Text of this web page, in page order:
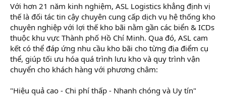
Với hơn 21 năm kinh nghiệm, ASL Logistics khẳng định vị
thế là đối tác tin cậy chuyên cung cấp dịch vụ hệ thống kho
chuyên nghiệp với lợi thế kho bãi nằm gần các biển & ICDs
thuộc khu vực Thành phố Hồ Chí Minh. Qua đó, ASL cam
kết có thể đáp ứng nhu cầu kho bãi cho từng địa điểm cụ
thể, giúp tối ưu hóa quá trình lưu kho và quy trình vận
chuyển cho khách hàng với phương châm:
"Hiệu quả cao - Chi phí thấp - Nhanh chóng và Uy tín"